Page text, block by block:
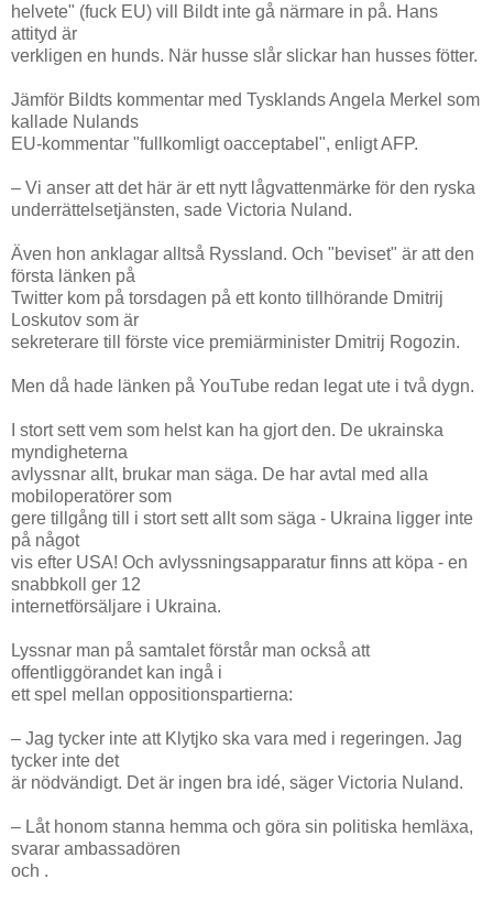
helvete" (fuck EU) vill Bildt inte gå närmare in på. Hans
attityd är
verkligen en hunds. När husse slår slickar han husses fötter.
Jämför Bildts kommentar med Tysklands Angela Merkel som
kallade Nulands
EU-kommentar "fullkomligt oacceptabel", enligt AFP.
– Vi anser att det här är ett nytt lågvattenmärke för den ryska
underrättelsetjänsten, sade Victoria Nuland.
Även hon anklagar alltså Ryssland. Och "beviset" är att den
första länken på
Twitter kom på torsdagen på ett konto tillhörande Dmitrij
Loskutov som är
sekreterare till förste vice premiärminister Dmitrij Rogozin.
Men då hade länken på YouTube redan legat ute i två dygn.
I stort sett vem som helst kan ha gjort den. De ukrainska
myndigheterna
avlyssnar allt, brukar man säga. De har avtal med alla
mobiloperatörer som
gere tillgång till i stort sett allt som säga - Ukraina ligger inte
på något
vis efter USA! Och avlyssningsapparatur finns att köpa - en
snabbkoll ger 12
internetförsäljare i Ukraina.
Lyssnar man på samtalet förstår man också att
offentliggörandet kan ingå i
ett spel mellan oppositionspartierna:
– Jag tycker inte att Klytjko ska vara med i regeringen. Jag
tycker inte det
är nödvändigt. Det är ingen bra idé, säger Victoria Nuland.
– Låt honom stanna hemma och göra sin politiska hemläxa,
svarar ambassadören
och .